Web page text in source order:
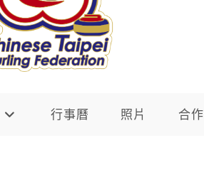
行事曆 照片 合